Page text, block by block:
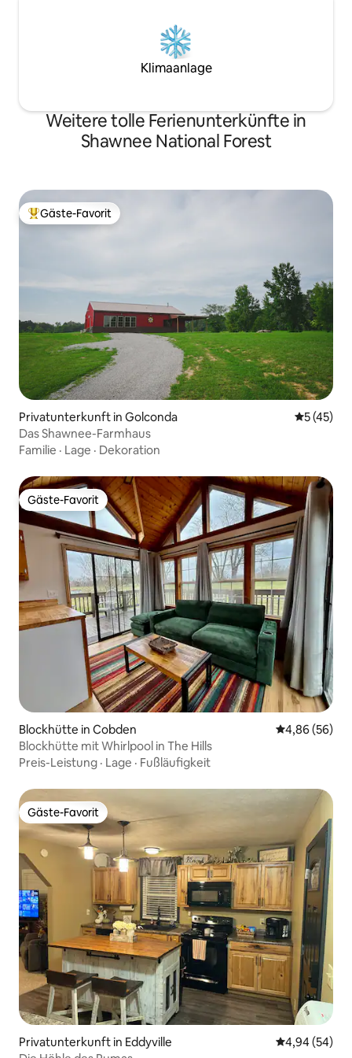
Klimaanlage
Weitere tolle Ferienunterkünfte in
Shawnee National Forest
Beliebter Gäste-Favorit.
Gäste-Favorit
Privatunterkunft in Golconda
5 (45)
Das Shawnee-Farmhaus
Familie · Lage · Dekoration
Gäste-Favorit
Gäste-Favorit
Blockhütte in Cobden
4,86 (56)
Blockhütte mit Whirlpool in The Hills
Preis-Leistung · Lage · Fußläufigkeit
Gäste-Favorit
Gäste-Favorit
Privatunterkunft in Eddyville
4,94 (54)